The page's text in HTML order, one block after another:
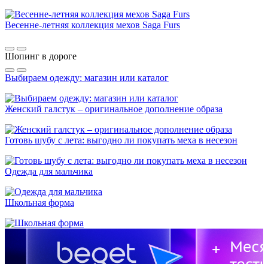
Весенне-летняя коллекция мехов Saga Furs
Шопинг в дороге
Выбираем одежду: магазин или каталог
Женский галстук – оригинальное дополнение образа
Готовь шубу с лета: выгодно ли покупать меха в несезон
Одежда для мальчика
Школьная форма